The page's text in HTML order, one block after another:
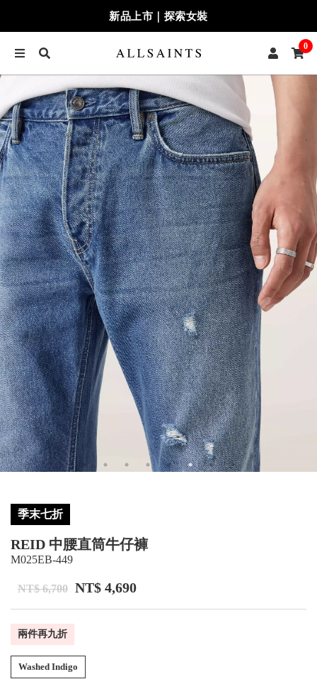
新品上市｜探索女裝
0
季末七折
REID 中腰直筒牛仔褲
M025EB-449
NT$ 6,700 NT$ 4,690
兩件再九折
Washed Indigo